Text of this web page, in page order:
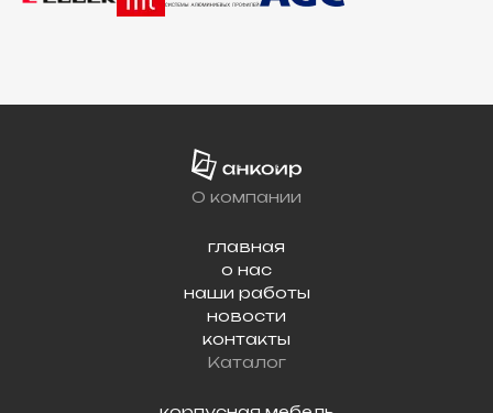
О компании
главная
о нас
наши работы
новости
контакты
Каталог